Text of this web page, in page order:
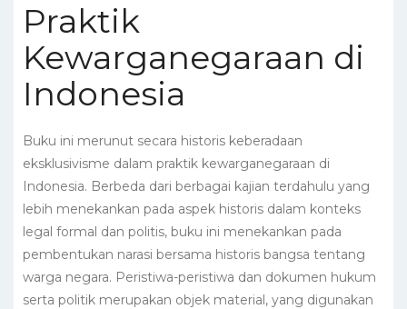
Praktik
Kewarganegaraan di
Indonesia
Buku ini merunut secara historis keberadaan
eksklusivisme dalam praktik kewarganegaraan di
Indonesia. Berbeda dari berbagai kajian terdahulu yang
lebih menekankan pada aspek historis dalam konteks
legal formal dan politis, buku ini menekankan pada
pembentukan narasi bersama historis bangsa tentang
warga negara. Peristiwa-peristiwa dan dokumen hukum
serta politik merupakan objek material, yang digunakan